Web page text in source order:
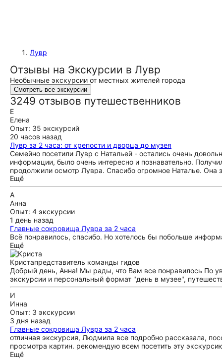
Лувр
Отзывы на Экскурсии в Лувр
Необычные экскурсии от местных жителей города
Смотреть все экскурсии
3249 отзывов путешественников
Е
Елена
Опыт: 35 экскурсий
20 часов назад
Лувр за 2 часа: от крепости и дворца до музея
Семейно посетили Лувр с Натальей - остались очень
информации, было очень интересно и познавательно.
продолжили осмотр Лувра. Спасибо огромное Наталье. Она
Ещё
А
Анна
Опыт: 4 экскурсии
1 день назад
Главные сокровища Лувра за 2 часа
Всё понравилось, спасибо. Но хотелось бы побольше
Ещё
Кристапредставитель команды гидов
Добрый день, Анна! Мы рады, что Вам все понравилось По
экскурсии и персональный формат "день в музее",
И
Инна
Опыт: 3 экскурсии
3 дня назад
Главные сокровища Лувра за 2 часа
отличная экскурсия, Людмила все подробно рассказала,
просмотра картин. рекомендую всем посетить эту
Ещё